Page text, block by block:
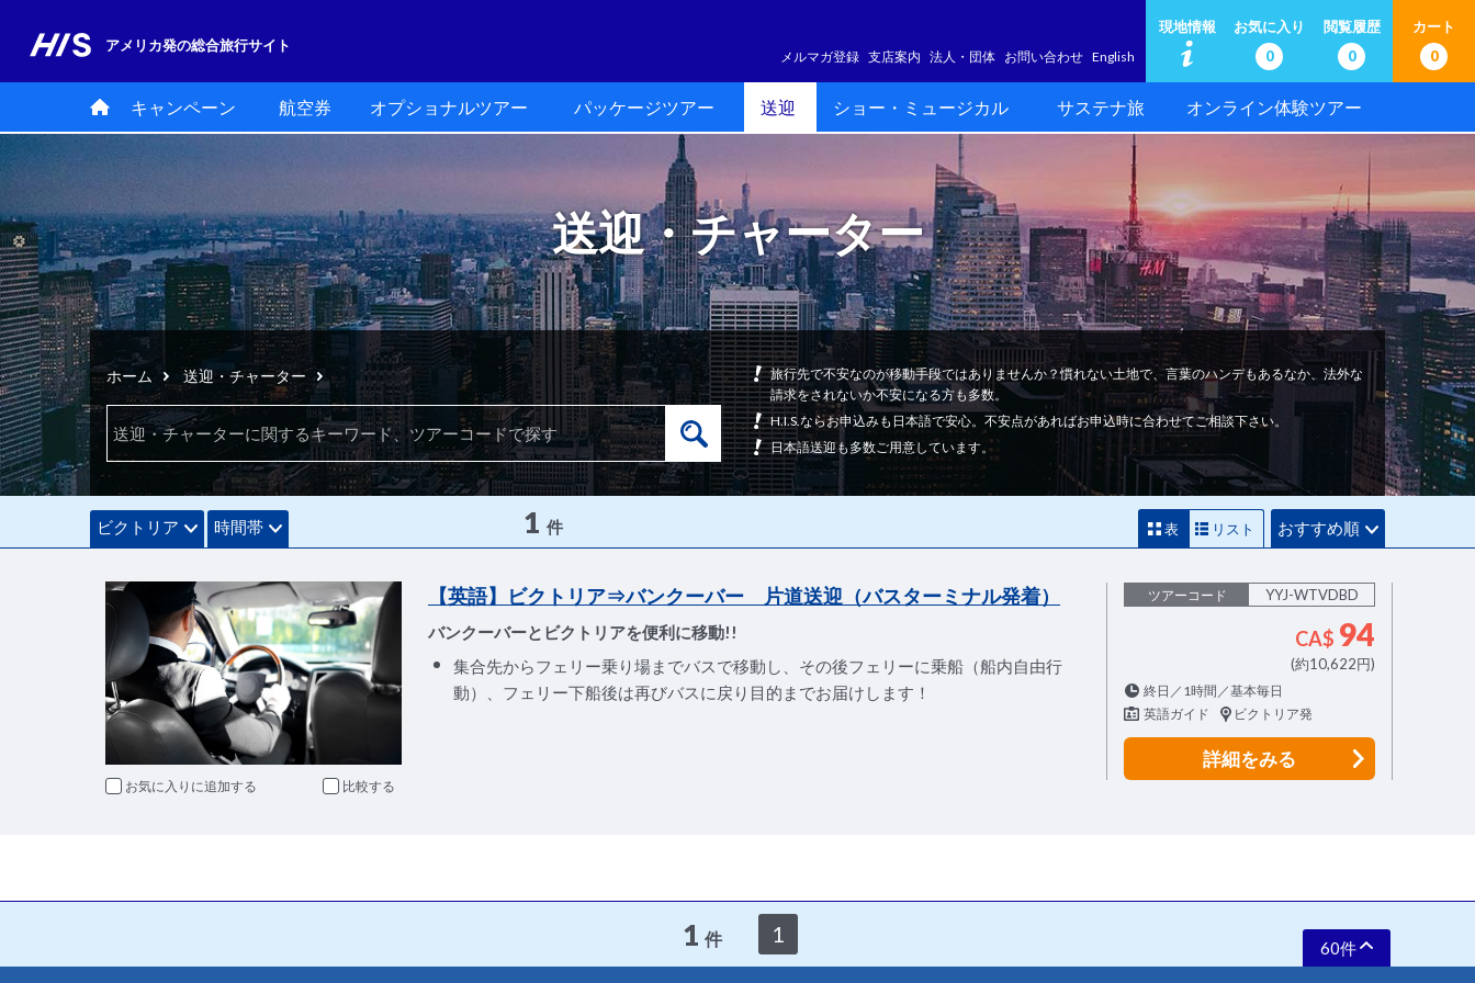
アメリカ発の総合旅行サイト
メルマガ登録 支店案内 法人・団体 お問い合わせ English
現地情報
お気に入り
0
閲覧履歴
0
カート
0
キャンペーン 航空券 オプショナルツアー パッケージツアー 送迎 ショー・ミュージカル サステナ旅 オンライン体験ツアー
送迎・チャーター
ホーム 送迎・チャーター
旅行先で不安なのが移動手段ではありませんか？慣れない土地で、言葉のハンデもあるなか、法外な
請求をされないか不安になる方も多数。
H.I.S.ならお申込みも日本語で安心。不安点があればお申込時に合わせてご相談下さい。
日本語送迎も多数ご用意しています。
ビクトリア 時間帯 1 件 表 リスト おすすめ順
お気に入りに追加 比較
【英語】ビクトリア⇒バンクーバー 片道送迎（バスターミナル発着）
バンクーバーとビクトリアを便利に移動!!
集合先からフェリー乗り場までバスで移動し、その後フェリーに乗船（船内自由行
動）、フェリー下船後は再びバスに戻り目的までお届けします！
ツアーコード YYJ-WTVDBD
CA$ 94
(約10,622円)
終日／1時間／基本毎日
英語ガイド
ビクトリア発
詳細をみる
1 件 1
60件